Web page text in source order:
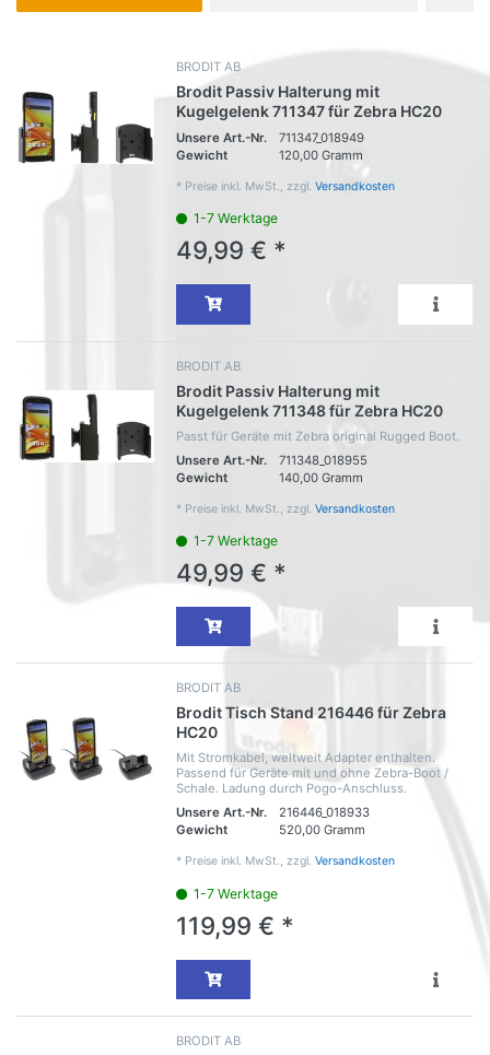
BRODIT AB
Brodit Passiv Halterung mit
Kugelgelenk 711347 für Zebra HC20
Unsere Art.-Nr.
711347_018949
Gewicht
120,00 Gramm
* Preise inkl. MwSt., zzgl. Versandkosten
1-7 Werktage
49,99 € *
BRODIT AB
Brodit Passiv Halterung mit
Kugelgelenk 711348 für Zebra HC20
Passt für Geräte mit Zebra original Rugged Boot.
Unsere Art.-Nr.
711348_018955
Gewicht
140,00 Gramm
* Preise inkl. MwSt., zzgl. Versandkosten
1-7 Werktage
49,99 € *
BRODIT AB
Brodit Tisch Stand 216446 für Zebra
HC20
Mit Stromkabel, weltweit Adapter enthalten.
Passend für Geräte mit und ohne Zebra-Boot /
Schale. Ladung durch Pogo-Anschluss.
Unsere Art.-Nr.
216446_018933
Gewicht
520,00 Gramm
* Preise inkl. MwSt., zzgl. Versandkosten
1-7 Werktage
119,99 € *
BRODIT AB